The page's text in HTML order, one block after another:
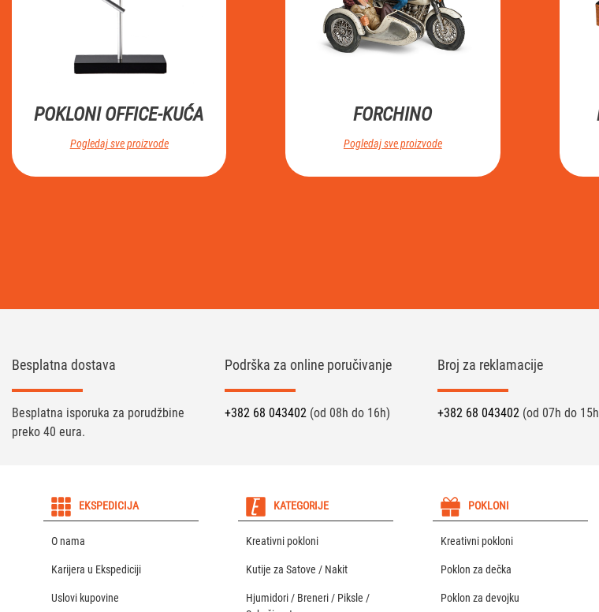
POKLONI OFFICE-KUĆA
Pogledaj sve proizvode
FORCHINO
Pogledaj sve proizvode
Besplatna dostava
Besplatna isporuka za porudžbine
preko 40 eura.
Podrška za online poručivanje
+382 68 043402 (od 08h do 16h)
Broj za reklamacije
+382 68 043402 (od 07h do
EKSPEDICIJA
O nama
Karijera u Ekspediciji
Uslovi kupovine
KATEGORIJE
Kreativni pokloni
Kutije za Satove / Nakit
Hjumidori / Breneri / Piksle /
POKLONI
Kreativni pokloni
Poklon za dečka
Poklon za devojku